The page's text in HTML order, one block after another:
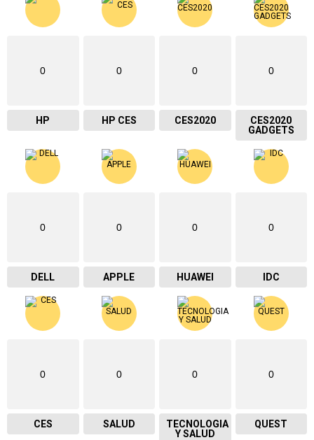
0
HP
0
HP CES
0
CES2020
0
CES2020
GADGETS
0
DELL
0
APPLE
0
HUAWEI
0
IDC
0
CES
0
SALUD
0
TECNOLOGIA
Y SALUD
0
QUEST